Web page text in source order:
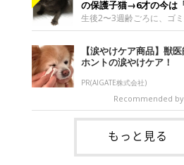
ゃんは眠くなり、飼い主さ
でうとうとし始めたのだ
@ten_ramuさんの愛猫・
ちゃん（ともに取材時6才
す。この写真は、お迎え
グラム、てんちゃんは209
らもとても小さな体でした
した。炎天下の駐輪場で鳴
子猫保護当時のモモちゃ
紹介するのは、X（旧
@Kingponzuさんの愛猫・
材時1才）の成長記録です
モちゃんが生後1カ月ごろ
枚。飼い主さんの自宅マン
で鳴いていたところを保
です。子猫時代のモモち
@Kingponzuその日は気温
の保護子猫→6才の今は
に！ 美しい黒猫に成長
とくる
生後2〜3週齢ごろに、ゴ
った小さな命。ミルクか
子猫は今、家族に欠かせな
しました。ゴミ袋の中で見
モグラのような子猫よちよ
たころの、生後2〜3週齢ご
ん。@doddou_1今回紹介
X（旧Twitter）ユーザー
の愛猫・ドンちゃん（取材
本名：ドミトリー・ドン
ゃんは、保護猫でした。
かったのは、飼い主さんの
【涙やけケア商品】獣医
ホントの涙やけケア！
PR(AIGATE株式会社)
Recommended by
もっと見る